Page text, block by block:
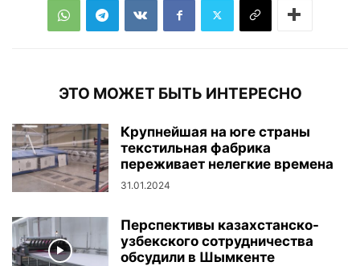
ЭТО МОЖЕТ БЫТЬ ИНТЕРЕСНО
Крупнейшая на юге страны
текстильная фабрика
переживает нелегкие времена
31.01.2024
Перспективы казахстанско-
узбекского сотрудничества
обсудили в Шымкенте